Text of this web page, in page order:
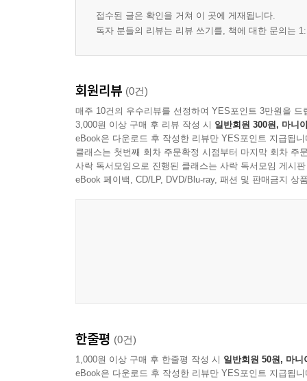
접수된 글은 확인을 거쳐 이 곳에 게재됩니다.
독자 분들의 리뷰는 리뷰 쓰기를, 책에 대한 문의는
회원리뷰 (0건)
매주 10건의 우수리뷰를 선정하여 YES포인트 3만원을 드
3,000원 이상 구매 후 리뷰 작성 시 일반회원 300원, 마니
eBook은 다운로드 후 작성한 리뷰만 YES포인트 지급됩니
클래스는 첫번째 회차 주문확정 시점부터 마지막 회차 주
사락 독서모임으로 진행된 클래스는 사락 독서모임 게시
eBook 페이백, CD/LP, DVD/Blu-ray, 패션 및 판매금지 상
한줄평 (0건)
1,000원 이상 구매 후 한줄평 작성 시 일반회원 50원, 마니
eBook은 다운로드 후 작성한 리뷰만 YES포인트 지급됩니